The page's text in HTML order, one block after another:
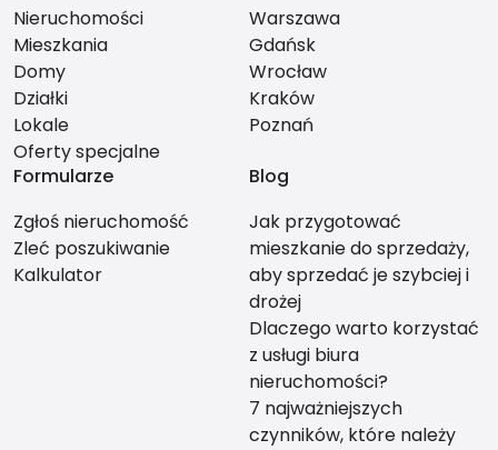
Nieruchomości
Mieszkania
Domy
Działki
Lokale
Oferty specjalne
Warszawa
Gdańsk
Wrocław
Kraków
Poznań
Formularze
Zgłoś nieruchomość
Zleć poszukiwanie
Kalkulator
Blog
Jak przygotować
mieszkanie do sprzedaży,
aby sprzedać je szybciej i
drożej
Dlaczego warto korzystać
z usługi biura
nieruchomości?
7 najważniejszych
czynników, które należy